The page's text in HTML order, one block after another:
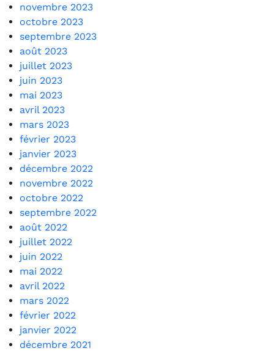
novembre 2023
octobre 2023
septembre 2023
août 2023
juillet 2023
juin 2023
mai 2023
avril 2023
mars 2023
février 2023
janvier 2023
décembre 2022
novembre 2022
octobre 2022
septembre 2022
août 2022
juillet 2022
juin 2022
mai 2022
avril 2022
mars 2022
février 2022
janvier 2022
décembre 2021